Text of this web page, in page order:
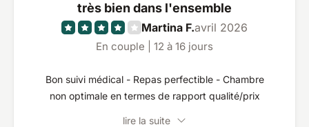
très bien dans l'ensemble
Martina F.avril 2026
En couple | 12 à 16 jours
Bon suivi médical - Repas perfectible - Chambre
non optimale en termes de rapport qualité/prix
lire la suite